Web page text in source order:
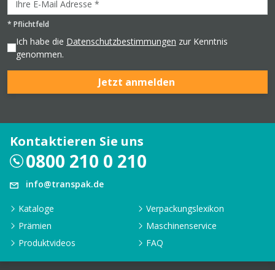
* Pflichtfeld
Ich habe die Datenschutzbestimmungen zur Kenntnis
genommen.
Jetzt anmelden
Kontaktieren Sie uns
0800 210 0 210
info@transpak.de
Kataloge
Verpackungslexikon
Prämien
Maschinenservice
Produktvideos
FAQ